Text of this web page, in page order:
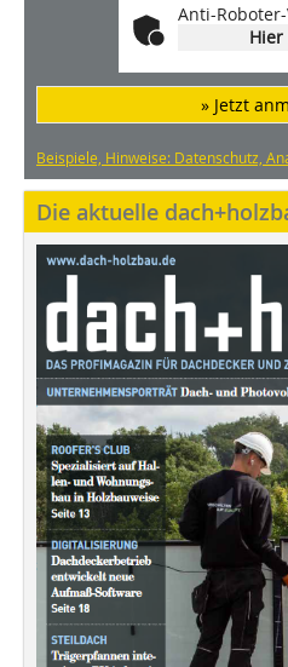
Anti-
Hier
» Jetzt
Beispiele, Hinweise: Datenschutz,
Die aktuelle